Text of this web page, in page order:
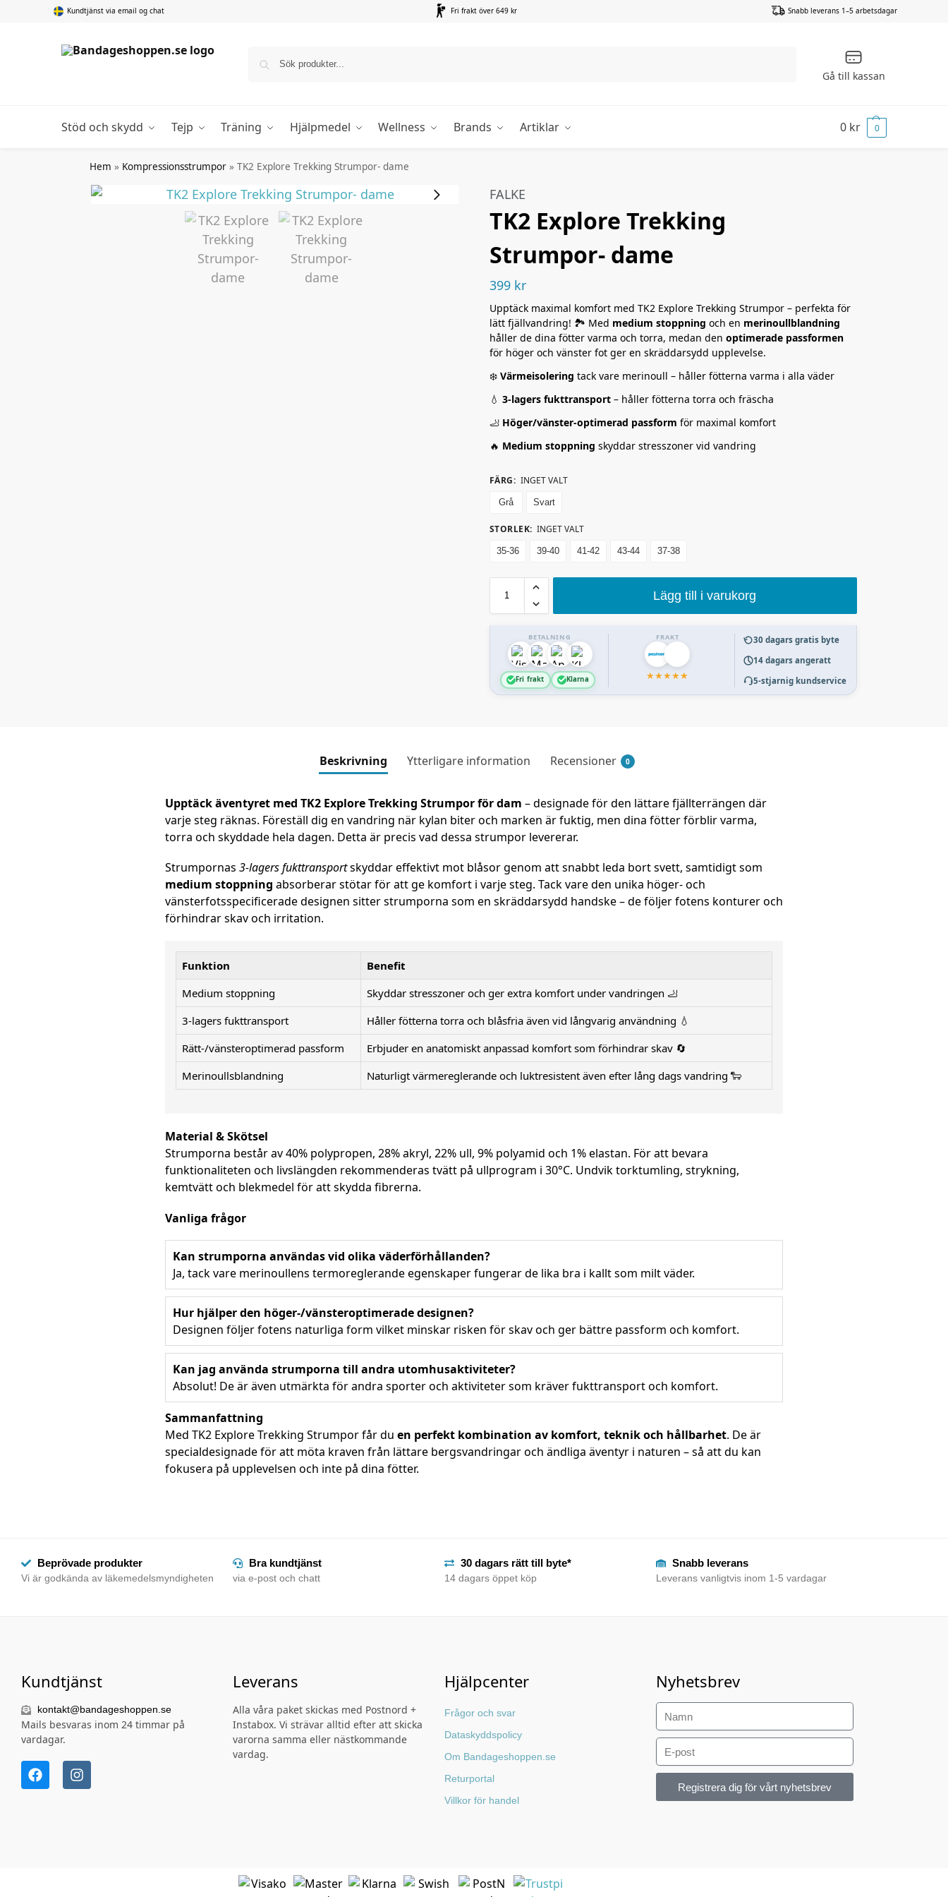
Kundtjänst via email og chat Fri frakt över 649 kr Snabb leverans 1–5 arbetsdagar
Gå till kassan
Stöd och skydd Tejp Träning Hjälpmedel Wellness Brands Artiklar 0 kr 0
Hem » Kompressionsstrumpor »TK2 Explore Trekking Strumpor- dame
FALKE
TK2 Explore Trekking
Strumpor- dame
399 kr
Upptäck maximal komfort med TK2 Explore Trekking Strumpor – perfekta för
lätt fjällvandring! 🏞️ Med medium stoppning och en merinoullblandning
håller de dina fötter varma och torra, medan den optimerade passformen
för höger och vänster fot ger en skräddarsydd upplevelse.
❄️ Värmeisolering tack vare merinoull – håller fötterna varma i alla väder
💧 3-lagers fukttransport– håller fötterna torra och fräscha
🦶 Höger/vänster-optimerad passform för maximal komfort
🔥 Medium stoppning skyddar stresszoner vid vandring
FÄRG: INGET VALT
Grå Svart
STORLEK: INGET VALT
35-36 39-40 41-42 43-44 37-38
Lägg till i varukorg
BETALNING
Fri frakt Klarna
FRAKT
★★★★★
30 dagars gratis byte
14 dagars angeratt
5-stjarnig kundservice
Beskrivning Ytterligare information Recensioner 0
Upptäck äventyret med TK2 Explore Trekking Strumpor för dam – designade för den lättare fjällterrängen där
varje steg räknas. Föreställ dig en vandring när kylan biter och marken är fuktig, men dina fötter förblir varma,
torra och skyddade hela dagen. Detta är precis vad dessa strumpor levererar.
Strumpornas 3-lagers fukttransportskyddar effektivt mot blåsor genom att snabbt leda bort svett, samtidigt som
medium stoppning absorberar stötar för att ge komfort i varje steg. Tack vare den unika höger- och
vänsterfotsspecificerade designen sitter strumporna som en skräddarsydd handske – de följer fotens konturer och
förhindrar skav och irritation.
Funktion
Benefit
Medium stoppning
Skyddar stresszoner och ger extra komfort under vandringen 🦶
3-lagers fukttransport
Håller fötterna torra och blåsfria även vid långvarig användning 💧
Rätt-/vänsteroptimerad passform
Erbjuder en anatomiskt anpassad komfort som förhindrar skav 🔄
Merinoullsblandning
Naturligt värmereglerande och luktresistent även efter lång dags vandring 🐑
Material & Skötsel
Strumporna består av 40% polypropen, 28% akryl, 22% ull, 9% polyamid och 1% elastan. För att bevara
funktionaliteten och livslängden rekommenderas tvätt på ullprogram i 30°C. Undvik torktumling, strykning,
kemtvätt och blekmedel för att skydda fibrerna.
Vanliga frågor
Kan strumporna användas vid olika väderförhållanden?
Ja, tack vare merinoullens termoreglerande egenskaper fungerar de lika bra i kallt som milt väder.
Hur hjälper den höger-/vänsteroptimerade designen?
Designen följer fotens naturliga form vilket minskar risken för skav och ger bättre passform och komfort.
Kan jag använda strumporna till andra utomhusaktiviteter?
Absolut! De är även utmärkta för andra sporter och aktiviteter som kräver fukttransport och komfort.
Sammanfattning
Med TK2 Explore Trekking Strumpor får du en perfekt kombination av komfort, teknik och hållbarhet. De är
specialdesignade för att möta kraven från lättare bergsvandringar och ändliga äventyr i naturen – så att du kan
fokusera på upplevelsen och inte på dina fötter.
Beprövade produkter
Vi är godkända av läkemedelsmyndigheten
Bra kundtjänst
via e-post och chatt
30 dagars rätt till byte*
14 dagars öppet köp
Snabb leverans
Leverans vanligtvis inom 1-5 vardagar
Kundtjänst
kontakt@bandageshoppen.se
Mails besvaras inom 24 timmar på
vardagar.
Leverans
Alla våra paket skickas med Postnord +
Instabox. Vi strävar alltid efter att skicka
varorna samma eller nästkommande
vardag.
Hjälpcenter
Frågor och svar
Dataskyddspolicy
Om Bandageshoppen.se
Returportal
Villkor för handel
Nyhetsbrev
Registrera dig för vårt nyhetsbrev